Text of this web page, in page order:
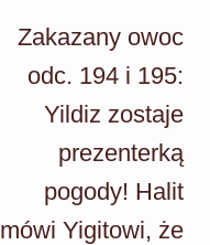
Zakazany owoc
odc. 194 i 195:
Yildiz zostaje
prezenterką
pogody! Halit
mówi Yigitowi, że